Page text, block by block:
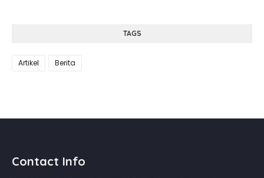
TAGS
Artikel Berita
Contact Info